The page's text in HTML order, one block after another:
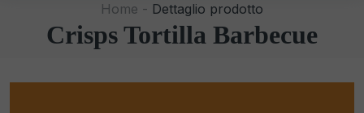
Home - Dettaglio prodotto
Crisps Tortilla Barbecue